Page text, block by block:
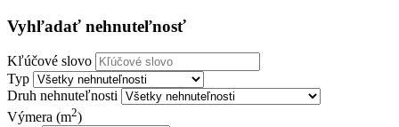
Vyhľadať nehnuteľnosť
Kľúčové slovo
Typ
Druh nehnuteľnosti
Výmera (m2)